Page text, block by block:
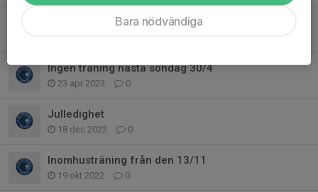
Träningsmatch mot Åkersberga FC
Ingen träning nästa söndag 30/4
23 apr 2023 0
Julledighet
18 dec 2022 0
Inomhusträning från den 13/11
19 okt 2022 0
Bara nödvändiga